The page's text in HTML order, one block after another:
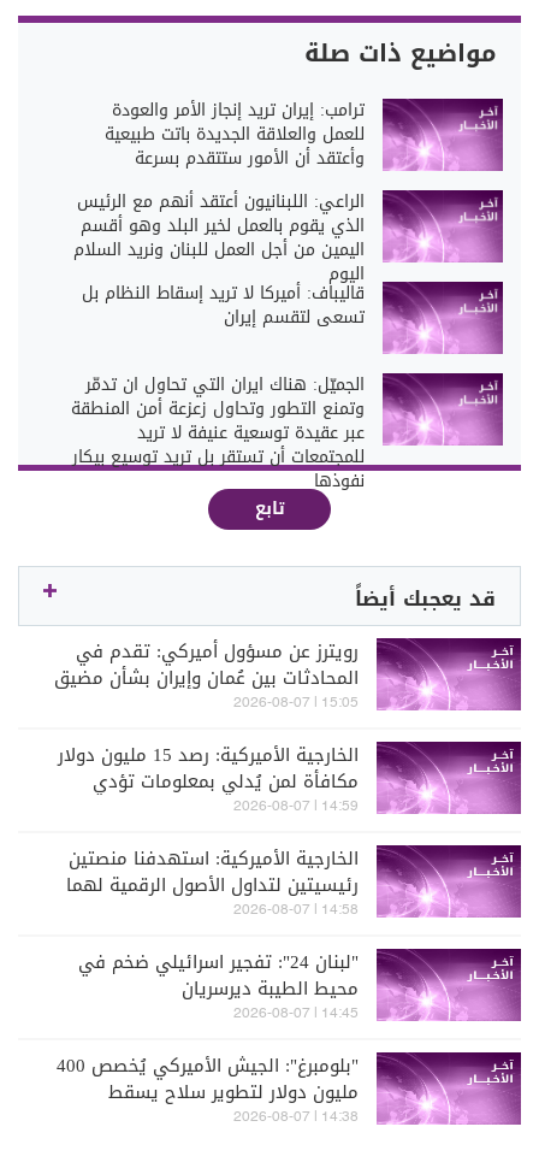
مواضيع ذات صلة
ترامب: إيران تريد إنجاز الأمر والعودة
للعمل والعلاقة الجديدة باتت طبيعية
وأعتقد أن الأمور ستتقدم بسرعة
الراعي: اللبنانيون أعتقد أنهم مع الرئيس
الذي يقوم بالعمل لخير البلد وهو أقسم
اليمين من أجل العمل للبنان ونريد السلام
اليوم
قاليباف: أميركا لا تريد إسقاط النظام بل
تسعى لتقسم إيران
الجميّل: هناك ايران التي تحاول ان تدمّر
وتمنع التطور وتحاول زعزعة أمن المنطقة
عبر عقيدة توسعية عنيفة لا تريد
للمجتمعات أن تستقر بل تريد توسيع بيكار
نفوذها
تابع
قد يعجبك أيضاً
رويترز عن مسؤول أميركي: تقدم في
المحادثات بين عُمان وإيران بشأن مضيق
هرمز ونتوقع التوصل إلى اتفاق قريبا
15:05 | 2026-08-07
الخارجية الأميركية: رصد 15 مليون دولار
مكافأة لمن يُدلي بمعلومات تؤدي
لتعطيل الآليات المالية للحرس الثوري
14:59 | 2026-08-07
الخارجية الأميركية: استهدفنا منصتين
رئيسيتين لتداول الأصول الرقمية لهما
صلة بإيران
14:58 | 2026-08-07
"لبنان 24": تفجير اسرائيلي ضخم في
محيط الطيبة ديرسريان
14:45 | 2026-08-07
"بلومبرغ": الجيش الأميركي يُخصص 400
مليون دولار لتطوير سلاح يسقط
المسيّرات بالليزر
14:38 | 2026-08-07